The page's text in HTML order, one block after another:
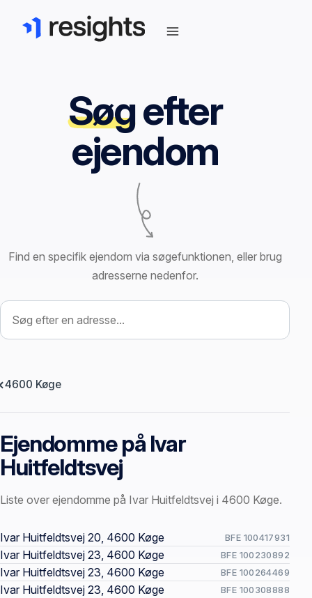
Søgefter
ejendom
Find en specifik ejendom via søgefunktionen, eller brug
adresserne nedenfor.
Søg efter ejendom
4600 Køge
Ejendomme på Ivar
Huitfeldtsvej
Liste over ejendomme på Ivar Huitfeldtsvej i 4600 Køge.
Offentlige ejendomssider
Ivar Huitfeldtsvej 20, 4600 Køge BFE 100417931
Ivar Huitfeldtsvej 23, 4600 Køge BFE 100230892
Ivar Huitfeldtsvej 23, 4600 Køge BFE 100264469
Ivar Huitfeldtsvej 23, 4600 Køge BFE 100308888